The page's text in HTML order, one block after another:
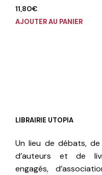
11,80€
AJOUTER AU PANIER
LIBRAIRIE UTOPIA
Un lieu de débats,
d’auteurs et de
engagés,